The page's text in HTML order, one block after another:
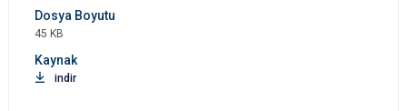
45 KB
indir